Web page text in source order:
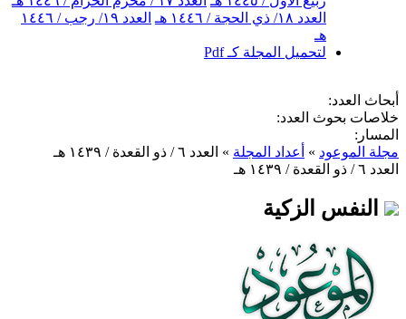
العدد ١٨/ ذي الحجة / ١٤٤٦ هـ
العدد ١٩/ رجب / ١٤٤٦
هـ
لتحميل المجلة كـ Pdf
أبحاث العدد:
خلاصات بحوث العدد:
المسار:
مجلة الموعود » أعداد المجلة » العدد ٦ / ذو القعدة / ١٤٣٩ هـ
العدد ٦ / ذو القعدة / ١٤٣٩ هـ
النفس الزكية